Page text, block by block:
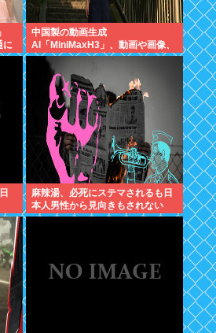
に
中国製の動画生成
AI「MiniMaxH3」、動画や画像、
音楽の参照機能搭載でディープフ
ェイク作り放題に。終わりの始ま
りか
麻辣湯、必死にステマされるも日
本人男性から見向きもされない